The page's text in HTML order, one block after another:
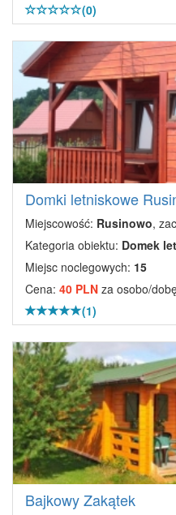
(0)
Domki letniskowe
Miejscowość: Rusinowo,
Kategoria obiektu: Domek
Miejsc noclegowych: 15
Cena: 40 PLN za osobo/
(1)
Bajkowy Zakątek